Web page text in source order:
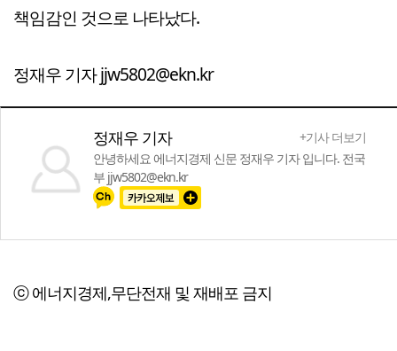
책임감인 것으로 나타났다.
정재우 기자 jjw5802@ekn.kr
정재우 기자
+기사 더보기
안녕하세요 에너지경제 신문 정재우 기자 입니다. 전국
부 jjw5802@ekn.kr
ⓒ 에너지경제,무단전재 및 재배포 금지